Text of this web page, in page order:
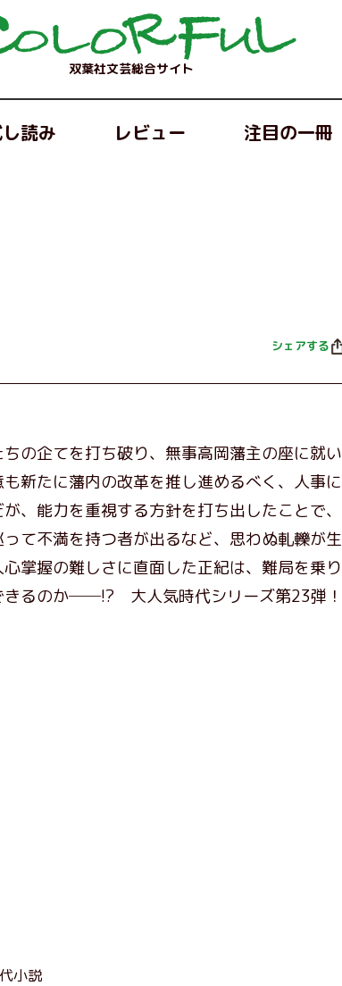
双葉社文芸総合サイト
読み レビュー 注目の一冊
シェアする
の企てを打ち破り、無事高岡藩主の座に就い
新たに藩内の改革を推し進めるべく、人事に
、能力を重視する方針を打ち出したことで、
て不満を持つ者が出るなど、思わぬ軋轢が生
心掌握の難しさに直面した正紀は、難局を乗り
きるのか──!? 大人気時代シリーズ第23弾！
小説